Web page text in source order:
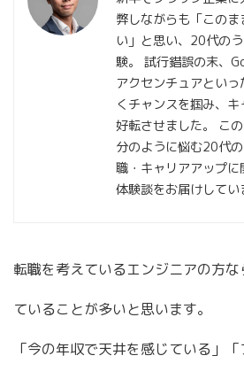
弊しながらも「この
い」と思い、20代の
験。 試行錯誤の末、
アクセンチュアとい
くチャンスを掴み、
好転させました。 こ
分のように悩む20代
職・キャリアアップ
体験談をお届けしてい
転職を考えているエンジニアの方
ていることが多いと思います。
「今の年収で天井を感じている」